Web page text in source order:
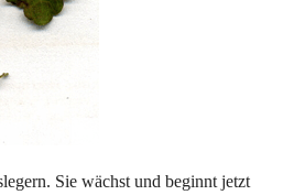
Sie wächst und beginnt jetzt